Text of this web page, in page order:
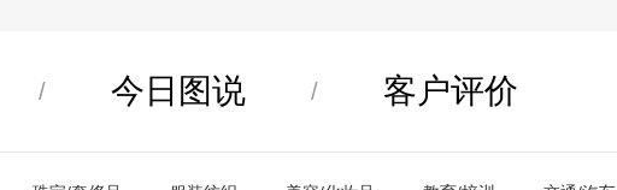
/ 今日图说 / 客户评价